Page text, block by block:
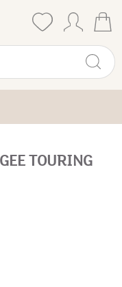
TOURING